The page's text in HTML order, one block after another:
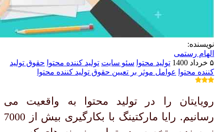
نویسنده:
الهام رستمی
۵ خرداد 1400
تولید محتوا سئو سایت تولید کننده محتوا حقوق تولید
کننده محتوا
عوامل موثر بر تعیین حقوق تولید کننده محتوا
رویایتان را در تولید محتوا به واقعیت می
رسانیم. رایا مارکتینگ با بکارگیری بیش از 7000